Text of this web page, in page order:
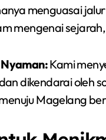
menguasai
mengenai
Nyaman:Kami
dikendarai oleh
Magelang